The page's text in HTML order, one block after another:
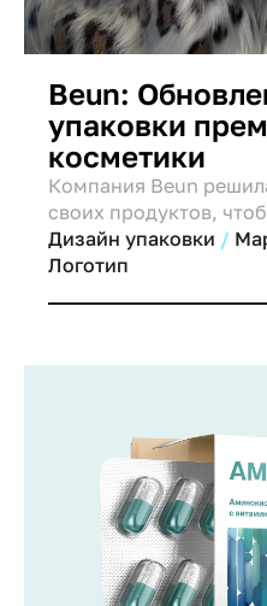
Beun:
упаковки
косметики
Компания Beun
своих продуктов,
восприятие бренда и
на рынке. Старый
класса.
Дизайн упаковки
Логотип